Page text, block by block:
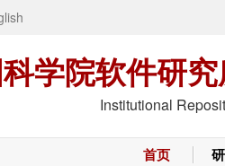
学院软件研
Institutional
首页